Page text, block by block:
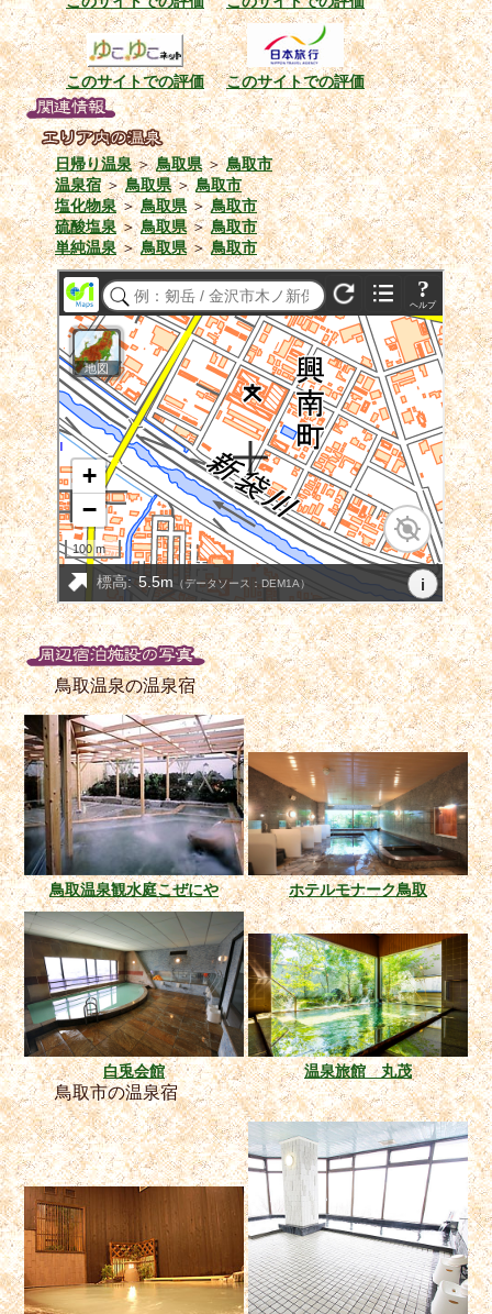
このサイトでの評価 このサイトでの評価
日帰り温泉＞鳥取県＞鳥取市
温泉宿＞鳥取県＞鳥取市
塩化物泉＞鳥取県＞鳥取市
硫酸塩泉＞鳥取県＞鳥取市
単純温泉＞鳥取県＞鳥取市
鳥取温泉の温泉宿
鳥取温泉観水庭こぜにや ホテルモナーク鳥取
白兎会館 温泉旅館 丸茂
鳥取市の温泉宿